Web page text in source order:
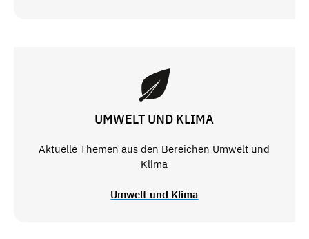
UMWELT UND KLIMA
Aktuelle Themen aus den Bereichen Umwelt und
Klima
Umwelt und Klima